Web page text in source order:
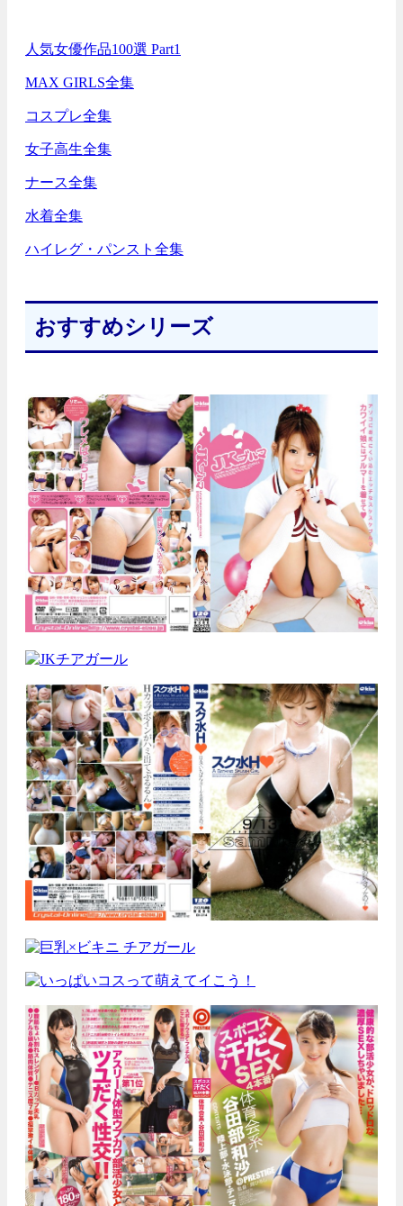
人気女優作品100選 Part1
MAX GIRLS全集
コスプレ全集
女子高生全集
ナース全集
水着全集
ハイレグ・パンスト全集
おすすめシリーズ